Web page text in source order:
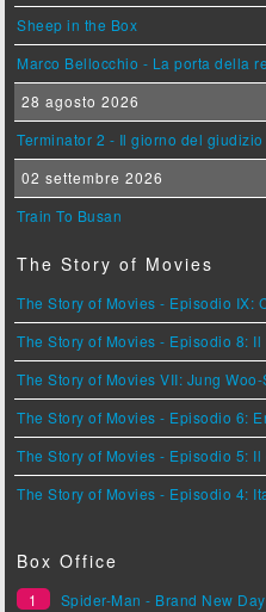
Sheep in the Box
Marco Bellocchio - La porta della
28 agosto 2026
Terminator 2 - Il giorno del giudizio
02 settembre 2026
Train To Busan
The Story of Movies
The Story of Movies - Episodio IX:
The Story of Movies - Episodio 8:
The Story of Movies VII: Jung
The Story of Movies - Episodio 6:
The Story of Movies - Episodio 5:
The Story of Movies - Episodio 4:
Box Office
1
Spider-Man - Brand New Day